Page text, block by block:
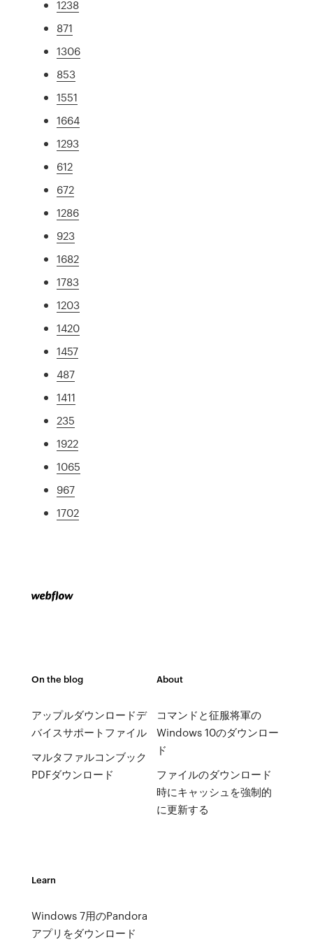
1238
871
1306
853
1551
1664
1293
612
672
1286
923
1682
1783
1203
1420
1457
487
1411
235
1922
1065
967
1702
On the blog
アップルダウンロードデ
バイスサポートファイル
マルタファルコンブック
PDFダウンロード
About
コマンドと征服将軍の
Windows 10のダウンロー
ド
ファイルのダウンロード
時にキャッシュを強制的
に更新する
Learn
Windows 7用のPandora
アプリをダウンロード